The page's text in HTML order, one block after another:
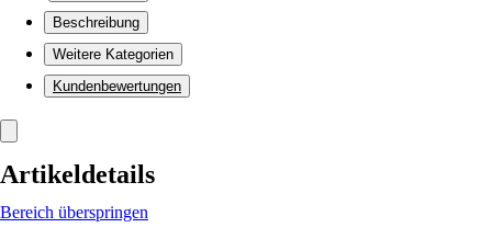
Beschreibung
Weitere Kategorien
Kundenbewertungen
Artikeldetails
Bereich überspringen